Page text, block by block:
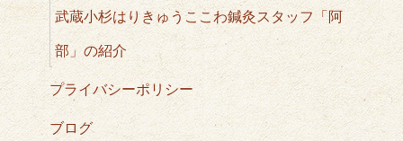
武蔵小杉はりきゅうここわ鍼灸スタッフ「阿
部」の紹介
プライバシーポリシー
ブログ